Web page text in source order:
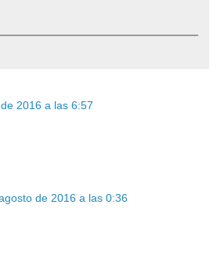
2016 a las 6:57
de 2016 a las 0:36